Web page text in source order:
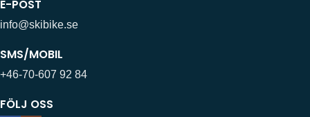
E-POST
info@skibike.se
SMS/MOBIL
+46-70-607 92 84
FÖLJ OSS